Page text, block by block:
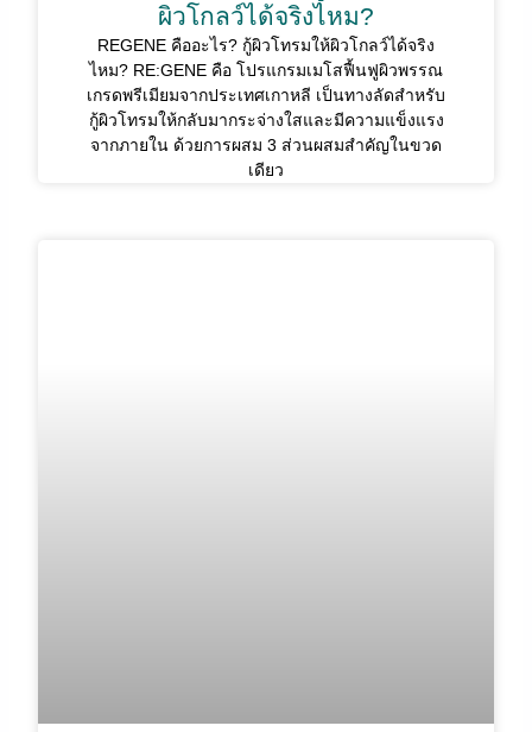
ผิวโกลว์ได้จริงไหม?
REGENE คืออะไร? กู้ผิวโทรมให้ผิวโกลว์ได้จริง
ไหม? RE:GENE คือ โปรแกรมเมโสฟื้นฟูผิวพรรณ
เกรดพรีเมียมจากประเทศเกาหลี เป็นทางลัดสำหรับ
กู้ผิวโทรมให้กลับมากระจ่างใสและมีความแข็งแรง
จากภายใน ด้วยการผสม 3 ส่วนผสมสำคัญในขวด
เดียว